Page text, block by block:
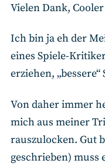
Vielen Dank,
Ich bin ja eh der
eines Spiele-
erziehen,
Von daher immer
mich aus meiner
rauszulocken. Gut
geschrieben) muss